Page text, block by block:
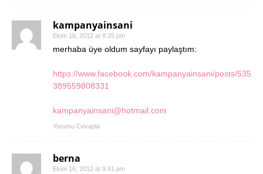
kampanyainsani
Ekim 16, 2012 at 8:35 pm
merhaba üye oldum sayfayı paylaştım:
https://www.facebook.com/kampanyainsani/posts/535
389559808331
kampanyainsani@hotmail.com
Yorumu Cevapla
berna
Ekim 16, 2012 at 9:41 pm